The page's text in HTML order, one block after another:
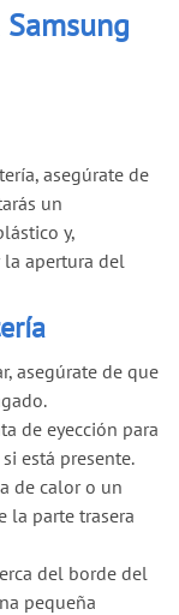
asegúrate de
un
y,
apertura del
asegúrate de que
de eyección para
está presente.
de calor o un
la parte trasera
del borde del
pequeña